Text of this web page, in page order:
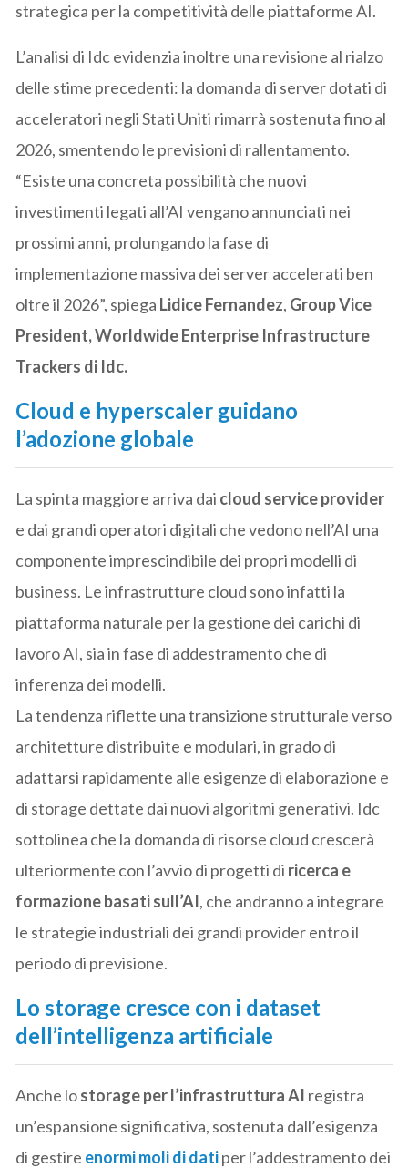
strategica per la competitività delle piattaforme AI.
L’analisi di Idc evidenzia inoltre una revisione al rialzo
delle stime precedenti: la domanda di server dotati di
acceleratori negli Stati Uniti rimarrà sostenuta fino al
2026, smentendo le previsioni di rallentamento.
“Esiste una concreta possibilità che nuovi
investimenti legati all’AI vengano annunciati nei
prossimi anni, prolungando la fase di
implementazione massiva dei server accelerati ben
oltre il 2026”, spiega Lidice Fernandez, Group Vice
President, Worldwide Enterprise Infrastructure
Trackers di Idc.
Cloud e hyperscaler guidano
l’adozione globale
La spinta maggiore arriva dai cloud service provider
e dai grandi operatori digitali che vedono nell’AI una
componente imprescindibile dei propri modelli di
business. Le infrastrutture cloud sono infatti la
piattaforma naturale per la gestione dei carichi di
lavoro AI, sia in fase di addestramento che di
inferenza dei modelli.
La tendenza riflette una transizione strutturale verso
architetture distribuite e modulari, in grado di
adattarsi rapidamente alle esigenze di elaborazione e
di storage dettate dai nuovi algoritmi generativi. Idc
sottolinea che la domanda di risorse cloud crescerà
ulteriormente con l’avvio di progetti di ricerca e
formazione basati sull’AI, che andranno a integrare
le strategie industriali dei grandi provider entro il
periodo di previsione.
Lo storage cresce con i dataset
dell’intelligenza artificiale
Anche lostorage per l’infrastruttura AI registra
un’espansione significativa, sostenuta dall’esigenza
di gestire enormi moli di datiper l’addestramento dei